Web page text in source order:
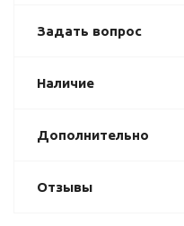
Задать вопрос
Наличие
Дополнительно
Отзывы